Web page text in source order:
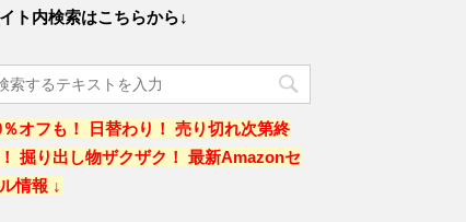
ト内検索はこちらから↓
オフも！ 日替わり！ 売り切れ次第終
掘り出し物ザクザク！ 最新Amazonセ
情報 ↓